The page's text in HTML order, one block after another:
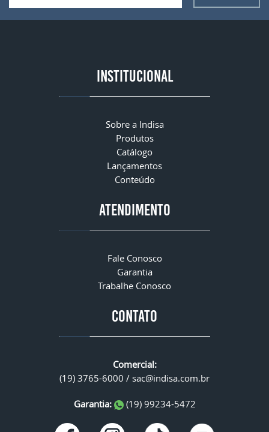
INSTITUCIONAL
Sobre a Indisa
Produtos
Catálogo
Lançamentos
Conteúdo
ATENDIMENTO
Fale Conosco
Garantia
Trabalhe Conosco
CONTATO
Comercial:
(19) 3765-6000 / sac@indisa.com.br
Garantia: (19) 99234-5472